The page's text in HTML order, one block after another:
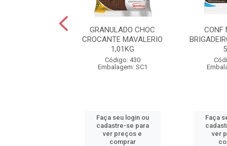
GRANULADO CHOC
CROCANTE MAVALERIO
1,01KG
Código: 430
Embalagem: SC1
Faça seu login ou
cadastre-se para
ver preços e
comprar
CONF
Faça
ver